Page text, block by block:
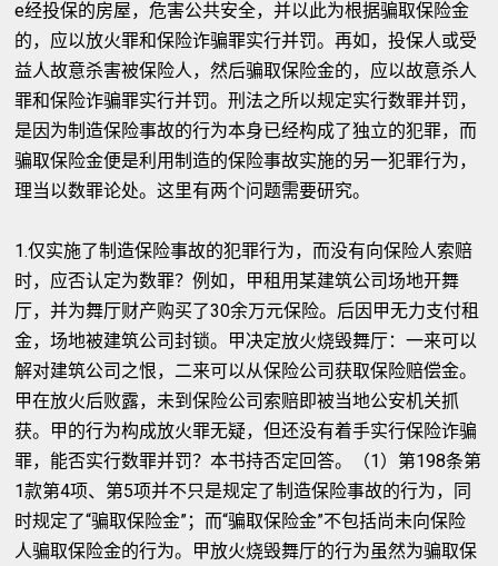
e经投保的房屋，危害公共安全，并以此为根据骗取保险金
的，应以放火罪和保险诈骗罪实行并罚。再如，投保人或受
益人故意杀害被保险人，然后骗取保险金的，应以故意杀人
罪和保险诈骗罪实行并罚。刑法之所以规定实行数罪并罚，
是因为制造保险事故的行为本身已经构成了独立的犯罪，而
骗取保险金便是利用制造的保险事故实施的另一犯罪行为，
理当以数罪论处。这里有两个问题需要研究。
1.仅实施了制造保险事故的犯罪行为，而没有向保险人索赔
时，应否认定为数罪？例如，甲租用某建筑公司场地开舞
厅，并为舞厅财产购买了30余万元保险。后因甲无力支付租
金，场地被建筑公司封锁。甲决定放火烧毁舞厅：一来可以
解对建筑公司之恨，二来可以从保险公司获取保险赔偿金。
甲在放火后败露，未到保险公司索赔即被当地公安机关抓
获。甲的行为构成放火罪无疑，但还没有着手实行保险诈骗
罪，能否实行数罪并罚？本书持否定回答。（1）第198条第
1款第4项、第5项并不只是规定了制造保险事故的行为，同
时规定了“骗取保险金”；而“骗取保险金”不包括尚未向保险
人骗取保险金的行为。甲放火烧毁舞厅的行为虽然为骗取保